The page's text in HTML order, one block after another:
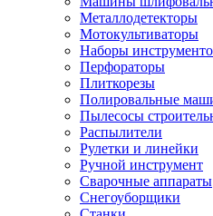
Металлодетекторы
Мотокультиваторы
Наборы
Перфораторы
Плиткорезы
Полировальные
Пылесосы
Распылители
Рулетки и линейки
Ручной инструмент
Сварочные аппараты
Снегоуборщики